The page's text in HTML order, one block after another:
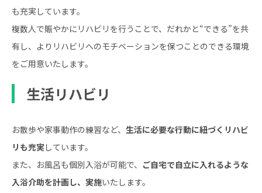
も充実しています。
複数人で賑やかにリハビリを行うことで、だれかと“できる”を共
有し、よりリハビリへのモチベーションを保つことのできる環境
をご用意いたします。
生活リハビリ
お散歩や家事動作の練習など、 生活に必要な行動に紐づくリハビ
リも充実しています。
また、お風呂も個別入浴が可能で、 ご自宅で自立に入れるような
入浴介助を計画し、実施いたします。